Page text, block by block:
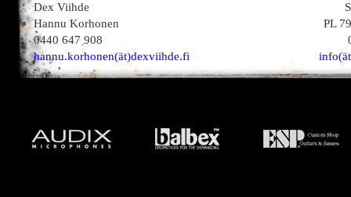
Dex Viihde
Hannu Korhonen
0440 647 908
hannu.korhonen(ät)dexviihde.fi
PL